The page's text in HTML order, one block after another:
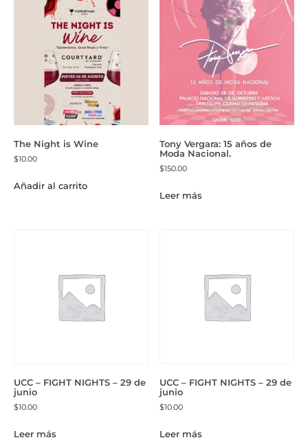
The Night is Wine
$10.00
Añadir al carrito
Tony Vergara: 15 años de
Moda Nacional.
$150.00
Leer más
UCC – FIGHT NIGHTS – 29 de
junio
$10.00
Leer más
UCC – FIGHT NIGHTS – 29 de
junio
$10.00
Leer más